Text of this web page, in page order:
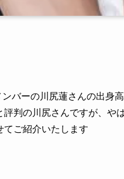
ンバーの川尻蓮さんの出身
評判の川尻さんですが、や
てご紹介いたします